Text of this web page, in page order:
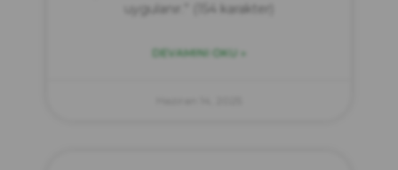
uygulanır.” (154 karakter)
DEVAMINI OKU »